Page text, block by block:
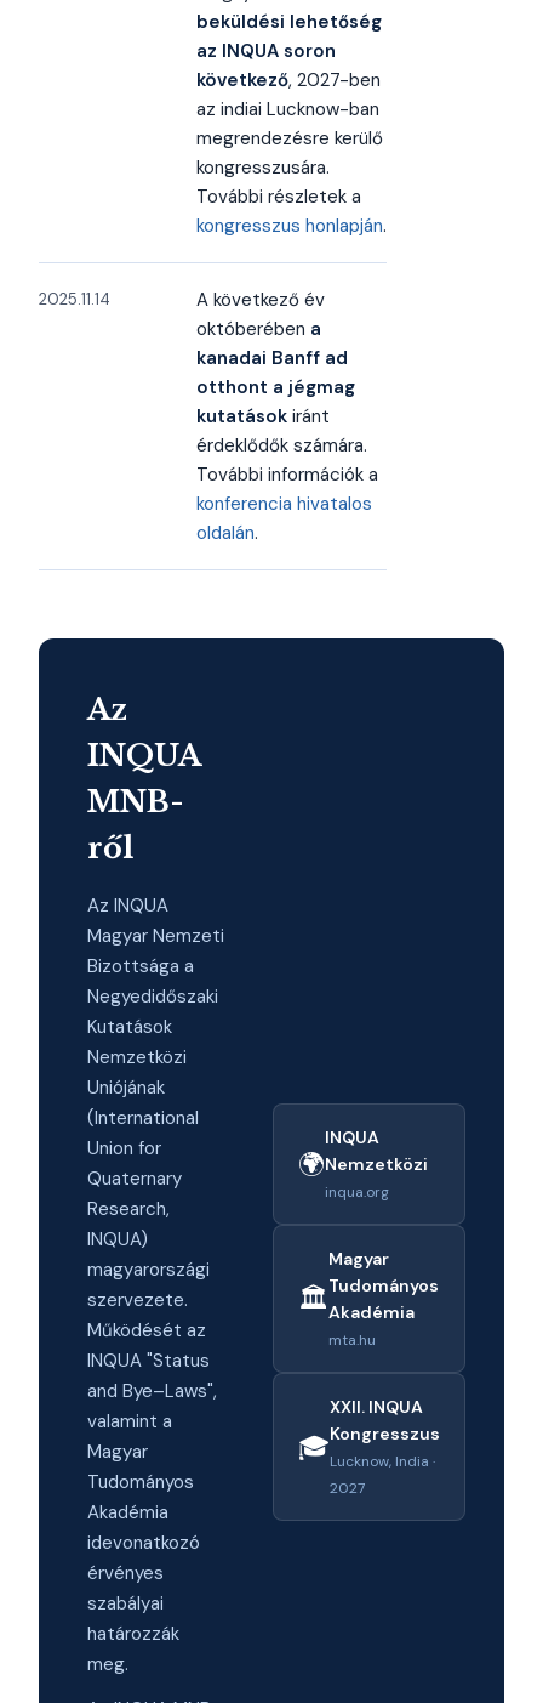
beküldési lehetőség
az INQUA soron
következő, 2027-ben
az indiai Lucknow-ban
megrendezésre kerülő
kongresszusára.
További részletek a
kongresszus honlapján.
2025.11.14
A következő év
októberében a
kanadai Banff ad
otthont a jégmag
kutatások iránt
érdeklődők számára.
További információk a
konferencia hivatalos
oldalán.
Az
INQUA
MNB-
ről
Az INQUA
Magyar Nemzeti
Bizottsága a
Negyedidőszaki
Kutatások
Nemzetközi
Uniójának
(International
Union for
Quaternary
Research,
INQUA)
magyarországi
szervezete.
Működését az
INQUA "Status
and Bye–Laws",
valamint a
Magyar
Tudományos
Akadémia
idevonatkozó
érvényes
szabályai
határozzák
meg.
🌍
INQUA
Nemzetközi
inqua.org
🏛️
Magyar
Tudományos
Akadémia
mta.hu
🎓
XXII. INQUA
Kongresszus
Lucknow, India ·
2027